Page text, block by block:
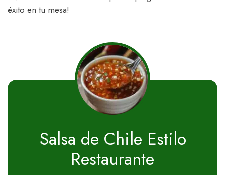
éxito en tu mesa!
Salsa de Chile Estilo
Restaurante